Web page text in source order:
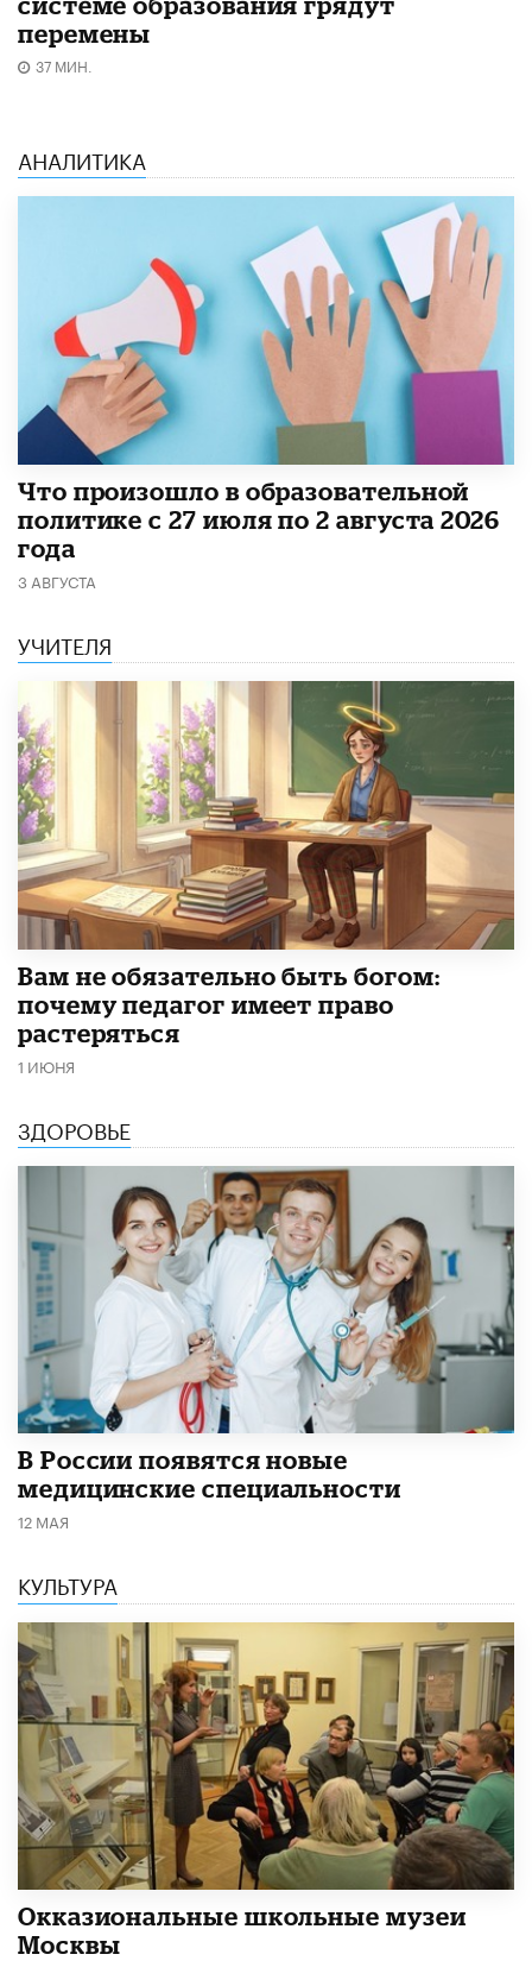
перемены
37 МИН.
АНАЛИТИКА
​Что произошло в образовательной
политике с 27 июля по 2 августа 2026
года
3 АВГУСТА
УЧИТЕЛЯ
​Вам не обязательно быть богом:
почему педагог имеет право
растеряться
1 ИЮНЯ
ЗДОРОВЬЕ
В России появятся новые
медицинские специальности
12 МАЯ
КУЛЬТУРА
​Окказиональные школьные музеи
Москвы